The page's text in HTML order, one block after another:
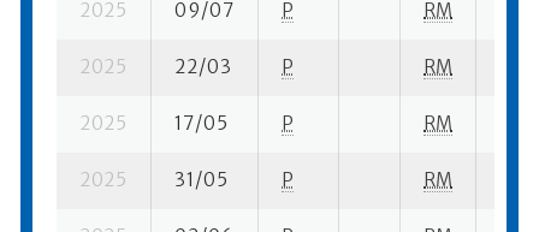
2025 09/07 P RM
2025 22/03 P RM
2025 17/05 P RM
2025 31/05 P RM